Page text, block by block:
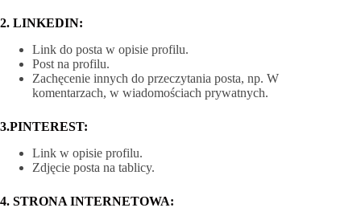
2. LINKEDIN:
Link do posta w opisie profilu.
Post na profilu.
Zachęcenie innych do przeczytania posta, np. W
komentarzach, w wiadomościach prywatnych.
3.PINTEREST:
Link w opisie profilu.
Zdjęcie posta na tablicy.
4. STRONA INTERNETOWA: